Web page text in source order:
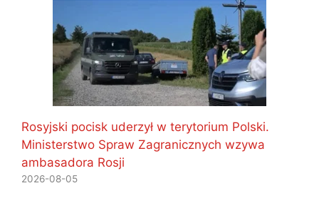
Rosyjski pocisk uderzył w terytorium Polski.
Ministerstwo Spraw Zagranicznych wzywa
ambasadora Rosji
2026-08-05